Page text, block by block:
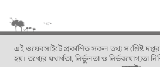
এই ওয়েবসাইটে প্রকাশিত সকল তথ্য সংশ্লিষ্ট
হয়। তথ্যের যথার্থতা, নির্ভুলতা ও নির্ভরযোগ্যতা